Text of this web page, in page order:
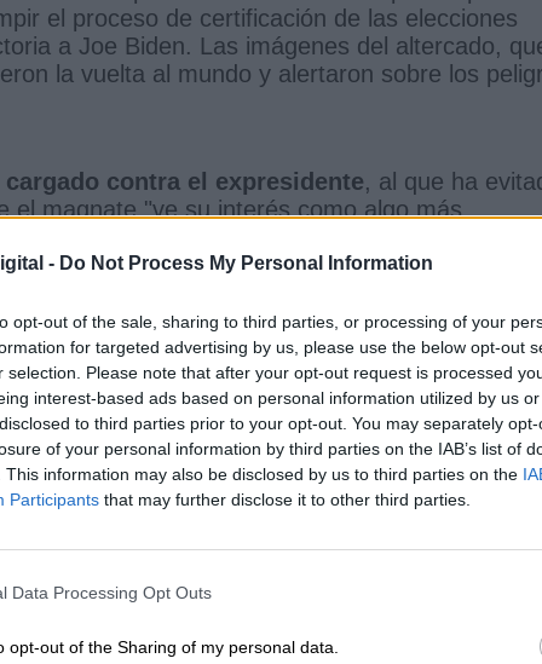
- Do Not Process My Personal Information
opt-out of the sale, sharing to third parties, or processing of your
for targeted advertising by us, please use the below opt-out
selection. Please note that after your opt-out request is processed
interest-based ads based on personal information utilized by us
to third parties prior to your opt-out. You may separately
of your personal information by third parties on the IAB’s list of
This information may also be disclosed by us to third parties on the
Participants that may further disclose it to other third parties.
Data Processing Opt Outs
opt-out of the Sharing of my personal data.
el proceso de certificación de las elecciones
a Joe Biden. Las imágenes del altercado,
la vuelta al mundo y alertaron sobre los
contra el expresidente, al que ha
el magnate "ve su interés como algo más
sino que intentó evitar la transferencia
violentos trataba de asaltar el Capitolio".
se ha dirigido a la nación para recordar lo
dicho tras lamentar lo que podría haber ocurrido
hubieran tenido éxito”.
de queHarris tuvo que ser evacuada el mismo
Capitolio descubrió una bomba casera en
Republicano.